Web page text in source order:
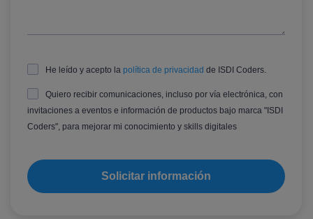
He leído y acepto la política de privacidad de ISDI Coders.
Quiero recibir comunicaciones, incluso por vía electrónica, con
invitaciones a eventos e información de productos bajo marca "ISDI
Coders", para mejorar mi conocimiento y skills digitales